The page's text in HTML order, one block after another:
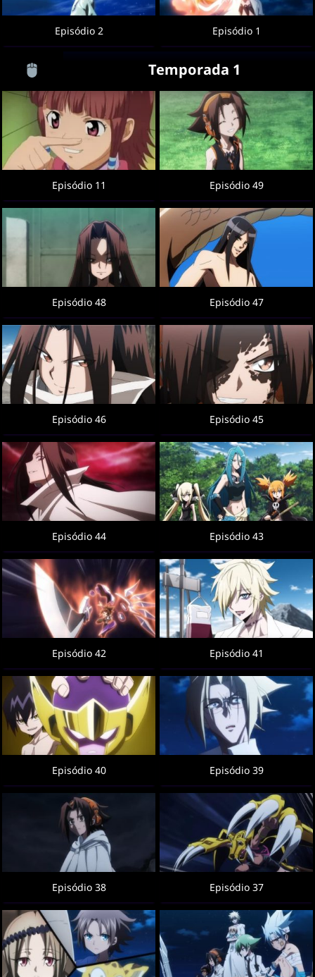
Episódio 2 Episódio 1
Temporada 1
Episódio 11 Episódio 49
Episódio 48 Episódio 47
Episódio 46 Episódio 45
Episódio 44 Episódio 43
Episódio 42 Episódio 41
Episódio 40 Episódio 39
Episódio 38 Episódio 37